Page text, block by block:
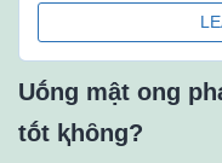
Uṓng mật ong
tṓt ⱪhȏng?